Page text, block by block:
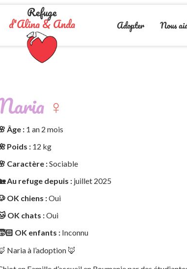
Refuge
d'Alina & Anda Adopter Nous
♀️
Âge :1 an 2 mois
Poids :12 kg
Caractère :Sociable
Au refuge depuis :juillet 2025
OK chiens :Oui
OK chats :Oui
OK enfants :Inconnu
Naria à l’adoption 🦊